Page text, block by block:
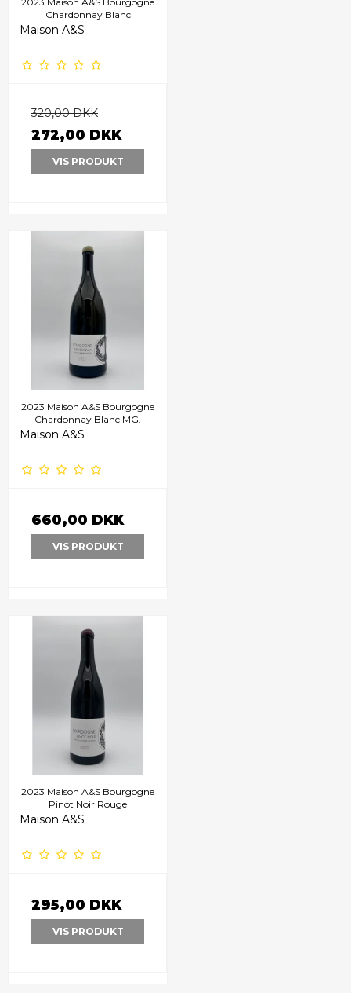
Chardonnay Blanc
Maison A&S
320,00 DKK
272,00 DKK
VIS PRODUKT
2023 Maison A&S Bourgogne
Chardonnay Blanc MG.
Maison A&S
660,00 DKK
VIS PRODUKT
2023 Maison A&S Bourgogne
Pinot Noir Rouge
Maison A&S
295,00 DKK
VIS PRODUKT